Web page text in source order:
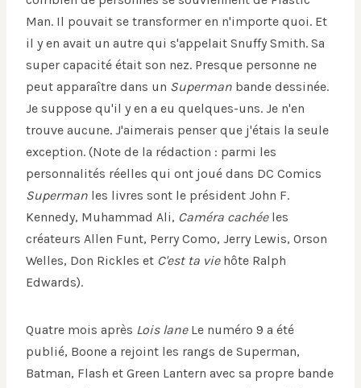
Man. Il pouvait se transformer en n'importe quoi. Et
il y en avait un autre qui s'appelait Snuffy Smith. Sa
super capacité était son nez. Presque personne ne
peut apparaître dans un Superman bande dessinée.
Je suppose qu'il y en a eu quelques-uns. Je n'en
trouve aucune. J'aimerais penser que j'étais la seule
exception. (Note de la rédaction : parmi les
personnalités réelles qui ont joué dans DC Comics
Superman les livres sont le président John F.
Kennedy, Muhammad Ali, Caméra cachée les
créateurs Allen Funt, Perry Como, Jerry Lewis, Orson
Welles, Don Rickles et C'est ta vie hôte Ralph
Edwards).
Quatre mois après Lois lane Le numéro 9 a été
publié, Boone a rejoint les rangs de Superman,
Batman, Flash et Green Lantern avec sa propre bande